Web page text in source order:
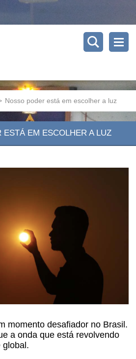
Nosso poder está em escolher a luz
ESTÁ EM ESCOLHER A LUZ
momento desafiador no Brasil.
a onda que está revolvendo
global.